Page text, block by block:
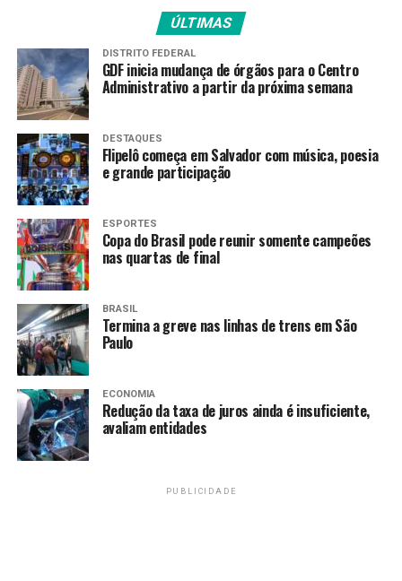
Agência Brasil no WhatsApp
Há ainda quatro etapas da Copa do Mundo até o fim da
temporada. Uma delas será em Florianópolis (SC), no dia
16 de novembro.
Fonte:Agência Brasil
PRÓXIMO
Palmeiras e Ferroviária se classificam para final da
Copa do Brasil
RECENTES
Carlo Ancelotti convoca seleção para dois últimos
amistosos de 2025
Amarildo Mota
ÚLTIMAS
DISTRITO FEDERAL
GDF inicia mudança de órgãos para o Centro
Administrativo a partir da próxima semana
DESTAQUES
Flipelô começa em Salvador com música, poesia
e grande participação
ESPORTES
Copa do Brasil pode reunir somente campeões
nas quartas de final
BRASIL
Termina a greve nas linhas de trens em São
Paulo
ECONOMIA
Redução da taxa de juros ainda é insuficiente,
avaliam entidades
PUBLICIDADE